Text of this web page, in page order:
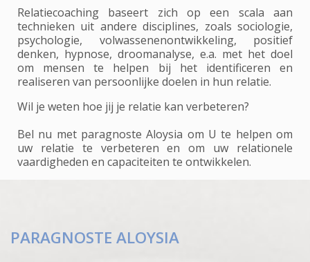
Relatiecoaching baseert zich op een scala aan
technieken uit andere disciplines, zoals sociologie,
psychologie, volwassenenontwikkeling, positief
denken, hypnose, droomanalyse, e.a. met het doel
om mensen te helpen bij het identificeren en
realiseren van persoonlijke doelen in hun relatie.
Wil je weten hoe jij je relatie kan verbeteren?
Bel nu met paragnoste Aloysia om U te helpen om
uw relatie te verbeteren en om uw relationele
vaardigheden en capaciteiten te ontwikkelen.
PARAGNOSTE ALOYSIA